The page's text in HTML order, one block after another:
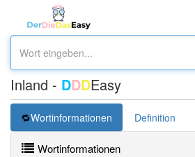
Inland - DDDEasy
Wortinformationen Definition
Wortinformationen